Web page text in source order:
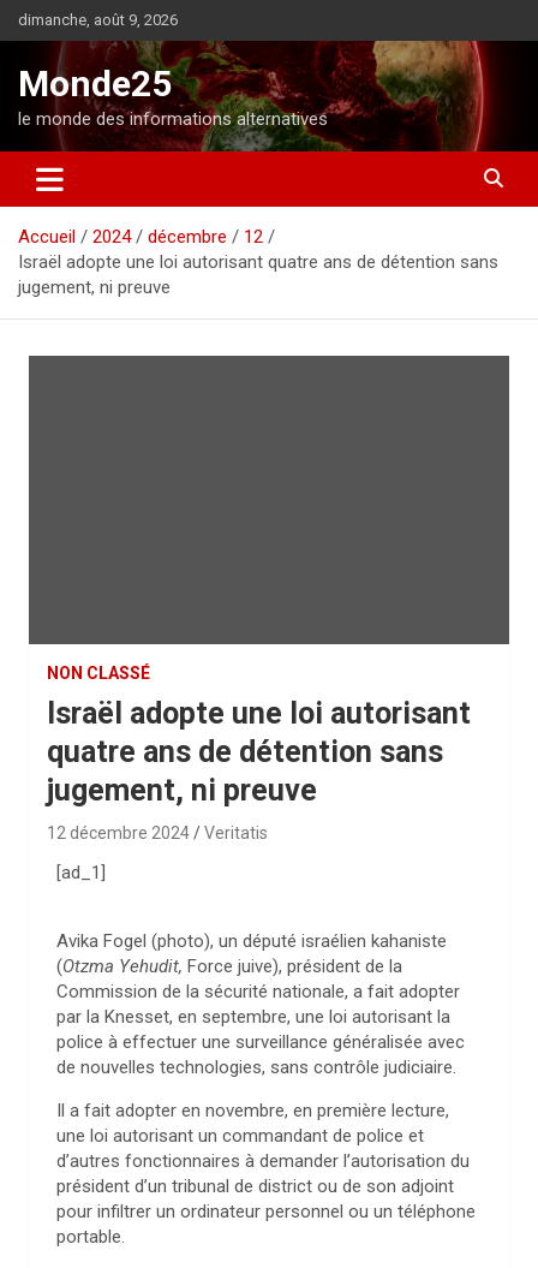
l
o
n
dimanche, août 9, 2026
Monde25
le monde des informations alternatives
Accueil 2024 décembre
12
Israël adopte une loi autorisant quatre ans de détention sans
jugement, ni preuve
NON CLASSÉ
Israël adopte une loi autorisant
quatre ans de détention sans
jugement, ni preuve
12 décembre 2024 Veritatis
[ad_1]
Avika Fogel (photo), un député israélien kahaniste
(Otzma Yehudit, Force juive), président de la
Commission de la sécurité nationale, a fait adopter
par la Knesset, en septembre, une loi autorisant la
police à effectuer une surveillance généralisée avec
de nouvelles technologies, sans contrôle judiciaire.
Il a fait adopter en novembre, en première lecture,
une loi autorisant un commandant de police et
d’autres fonctionnaires à demander l’autorisation du
président d’un tribunal de district ou de son adjoint
pour infiltrer un ordinateur personnel ou un téléphone
portable.